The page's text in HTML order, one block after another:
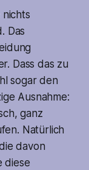
nichts
Das
Dass das zu
sogar den
Ausnahme:
ganz
Natürlich
davon
diese